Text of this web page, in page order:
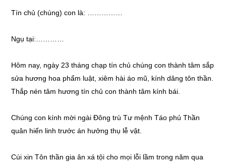
Tín chủ (chúng) con là: ……………
Ngụ tại:…………
Hôm nay, ngày 23 tháng chạp tín chủ chúng con thành tâm sắp
sửa hương hoa phẩm luật, xiêm hài áo mũ, kính dâng tôn thần.
Thắp nén tâm hương tín chủ con thành tâm kính bái.
Chúng con kính mời ngài Đông trù Tư mệnh Táo phủ Thần
quân hiển linh trước án hưởng thụ lễ vật.
Cúi xin Tôn thần gia ân xá tội cho mọi lỗi lầm trong năm qua